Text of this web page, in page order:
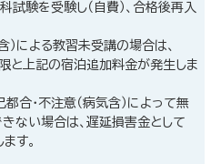
試験を受験し（自費）、合格後再入
）による教習未受講の場合は、
と上記の宿泊追加料金が発生しま
・不注意（病気含）によって無
ない場合は、遅延損害金として
す。